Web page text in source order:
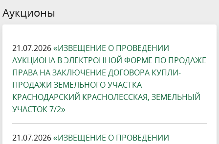
Аукционы
21.07.2026«ИЗВЕЩЕНИЕ О ПРОВЕДЕНИИ
АУКЦИОНА В ЭЛЕКТРОННОЙ ФОРМЕ ПО ПРОДАЖЕ
ПРАВА НА ЗАКЛЮЧЕНИЕ ДОГОВОРА КУПЛИ-
ПРОДАЖИ ЗЕМЕЛЬНОГО УЧАСТКА
КРАСНОДАРСКИЙ КРАСНОЛЕССКАЯ, ЗЕМЕЛЬНЫЙ
УЧАСТОК 7/2»
21.07.2026«ИЗВЕЩЕНИЕ О ПРОВЕДЕНИИ